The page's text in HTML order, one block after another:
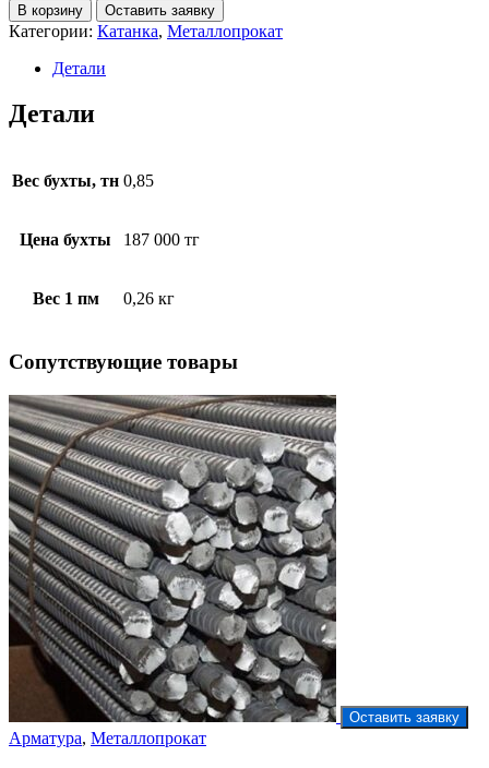
В корзину Оставить заявку
Категории: Катанка, Металлопрокат
Детали
Детали
Вес бухты, тн 0,85
Цена бухты 187 000 тг
Вес 1 пм 0,26 кг
Cопутствующие товары
Оставить заявку
Арматура, Металлопрокат